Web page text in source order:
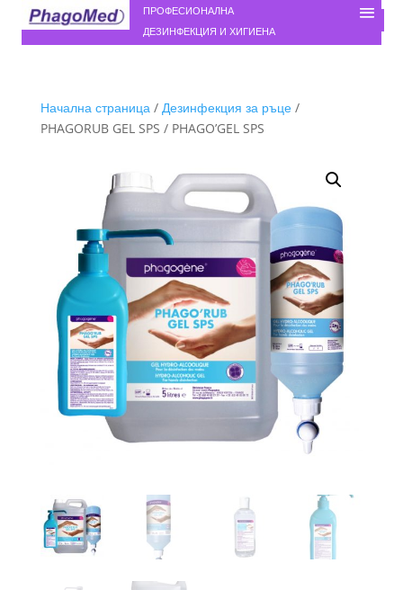
ПРОФЕСИОНАЛНА
ДЕЗИНФЕКЦИЯ И ХИГИЕНА
Начална страница/ Дезинфекция за ръце/
PHAGORUB GEL SPS / PHAGO’GEL SPS